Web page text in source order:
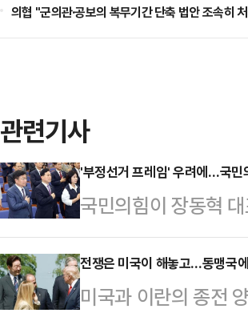
의협 "군의관·공보의 복무기간 단축 법안 조속히
관련기사
'부정선거 프레임' 우려에…국민
국민의힘이 장동혁
투표용지 부족 사태
했다. 후보자가 직접 선거소청을 제기하겠다는 의사를 밝힌 4곳까지 포함하
면 총 11곳에 대한
전쟁은 미국이 해놓고…동맹국
미국과 이란의 종전